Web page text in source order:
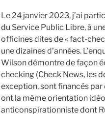
Le 24 janvier 2023, j’ai
du Service Public Libre, à
officines dites de « fact-
une dizaines d’années.
Wilson démontre de façon
checking (Check News, les
exception, sont financés
ont la même orientation
anticonspirationniste dont